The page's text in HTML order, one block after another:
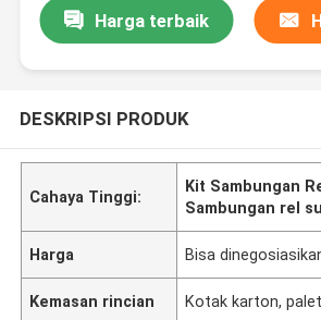
Harga terbaik
DESKRIPSI PRODUK
Cahaya Tinggi:
Kit Sambungan
Sambungan rel
Harga Bisa
Kemasan rincian Kotak karton,